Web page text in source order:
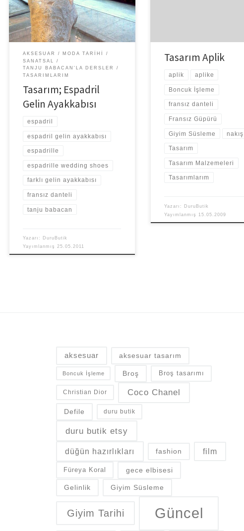
”rahatlık” olmuştu. 1960’lı yıllarda
gençlerin modanın sadece lüks
kesime hitap etme […]
AKSESUAR
MODA TARIHI
SANATSAL
TANJU BABACAN'LA DERSLER
TASARIMLARIM
Tasarım; Espadril
Gelin Ayakkabısı
espadril
espadril gelin ayakkabısı
espadrille
espadrille wedding shoes
farklı gelin ayakkabısı
fransız danteli
tanju babacan
Yazarı: DuruButik
Yayımlanmış25.05.2011
Tasarım Aplik
aplik aplike
Boncuk İşleme
fransız danteli
Fransız Güpürü
Giyim Süsleme nakış
Tasarım
Tasarım Malzemeleri
Tasarımlarım
Yazarı: DuruButik
Yayımlanmış 15.05.2009
aksesuar aksesuar tasarım
Boncuk İşleme Broş Broş tasarımı
Christian Dior Coco Chanel
Defile duru butik
duru butik etsy
düğün hazırlıkları fashion film
Füreya Koral gece elbisesi
Gelinlik Giyim Süsleme
Giyim Tarihi Güncel